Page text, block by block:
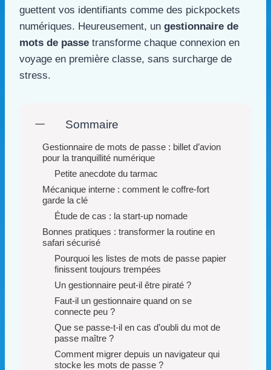
guettent vos identifiants comme des pickpockets
numériques. Heureusement, un gestionnaire de
mots de passe transforme chaque connexion en
voyage en première classe, sans surcharge de
stress.
Sommaire
Gestionnaire de mots de passe : billet d’avion
pour la tranquillité numérique
Petite anecdote du tarmac
Mécanique interne : comment le coffre-fort
garde la clé
Étude de cas : la start-up nomade
Bonnes pratiques : transformer la routine en
safari sécurisé
Pourquoi les listes de mots de passe papier
finissent toujours trempées
Un gestionnaire peut-il être piraté ?
Faut-il un gestionnaire quand on se
connecte peu ?
Que se passe-t-il en cas d’oubli du mot de
passe maître ?
Comment migrer depuis un navigateur qui
stocke les mots de passe ?